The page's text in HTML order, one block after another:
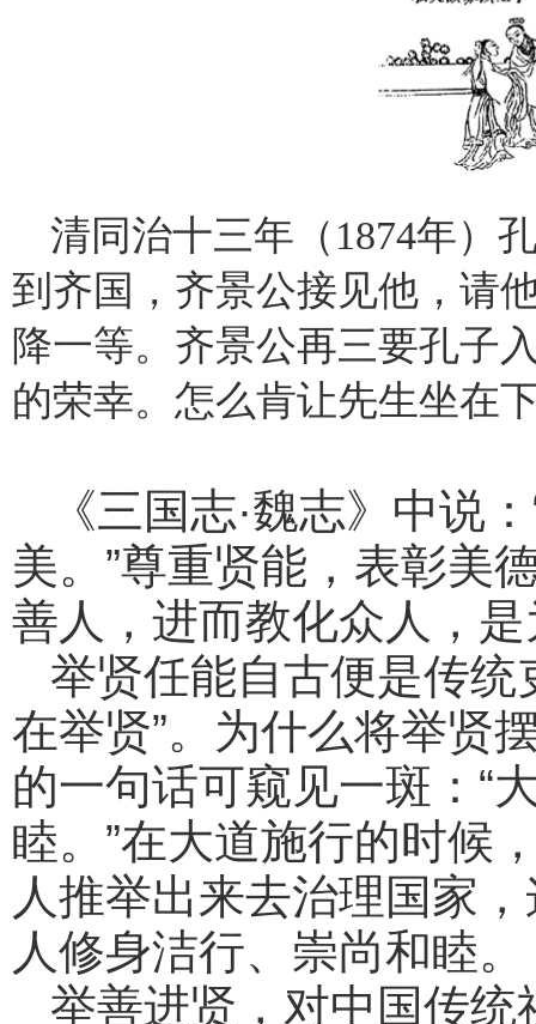
清同治十三年（1874年）
到齐国，齐景公接见他，请
降一等。齐景公再三要孔子
的荣幸。怎么肯让先生坐在
《三国志·魏志》中说
美。”尊重贤能，表彰美
善人，进而教化众人，
举贤任能自古便是传统
在举贤”。为什么将举贤
的一句话可窥见一斑：“
睦。”在大道施行的时候
人推举出来去治理国家
人修身洁行、崇尚和睦。
举善进贤，对中国传